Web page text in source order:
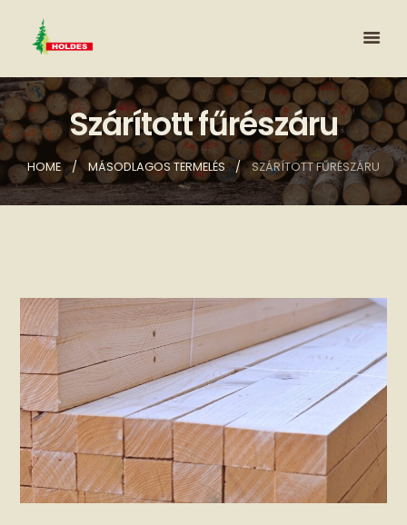
Szárított fűrészáru
HOME MÁSODLAGOS TERMELÉS SZÁRÍTOTT FŰRÉSZÁRU